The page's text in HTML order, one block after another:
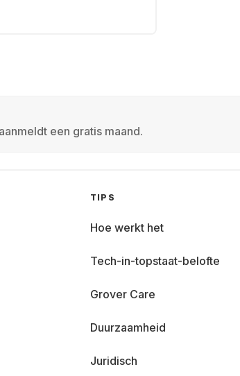
een gratis maand.
TIPS
Hoe werkt het
Tech-in-topstaat-belofte
Grover Care
Duurzaamheid
Juridisch